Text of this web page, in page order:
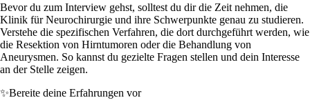
Bevor du zum Interview gehst, solltest du dir die Zeit nehmen, die
Klinik für Neurochirurgie und ihre Schwerpunkte genau zu studieren.
Verstehe die spezifischen Verfahren, die dort durchgeführt werden, wie
die Resektion von Hirntumoren oder die Behandlung von
Aneurysmen. So kannst du gezielte Fragen stellen und dein Interesse
an der Stelle zeigen.
✨Bereite deine Erfahrungen vor